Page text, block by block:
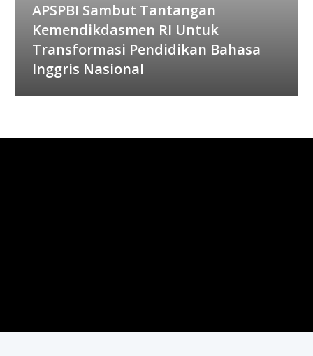
APSPBI Sambut Tantangan
Kemendikdasmen RI Untuk
Transformasi Pendidikan Bahasa
Inggris Nasional